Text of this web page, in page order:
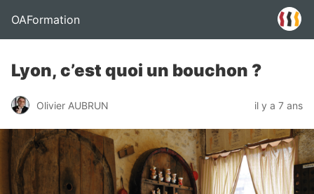
OAFormation
Lyon, c’est quoi un bouchon ?
Olivier AUBRUN il y a 7 ans